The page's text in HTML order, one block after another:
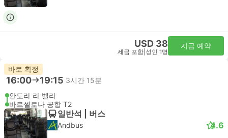
USD 38
세금 포함 성인 1명
지금 예약
바로 확정
16:00 19:15 3시간 15분
안도라 라 벨라
바르셀로나 공항 T2
일반석 | 버스
Andbus 4.6